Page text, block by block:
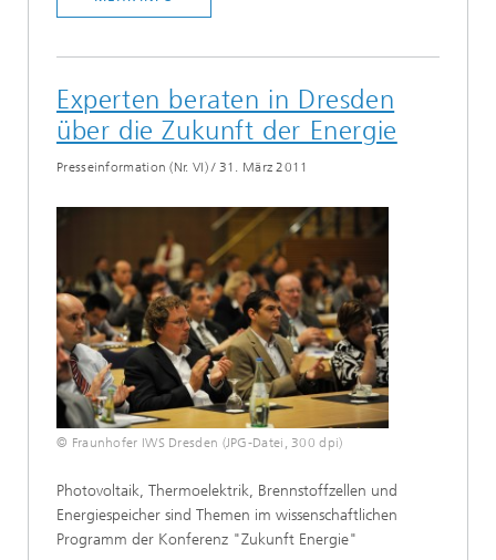
Experten beraten in Dresden
über die Zukunft der Energie
Presseinformation (Nr. VI)/ 31. März 2011
© Fraunhofer IWS Dresden (JPG-Datei, 300 dpi)
Photovoltaik, Thermoelektrik, Brennstoffzellen und
Energiespeicher sind Themen im wissenschaftlichen
Programm der Konferenz "Zukunft Energie"